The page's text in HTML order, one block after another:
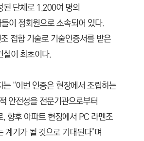
된 단체로 1,200여 명의
이 정회원으로 소속되어 있다.
접합 기술로 기술인증서를 받은
설이 최초이다.
“이번 인증은 현장에서 조립하는
안전성을 전문기관으로부터
, 향후 아파트 현장에서 PC 라멘조
계기가 될 것으로 기대된다”며